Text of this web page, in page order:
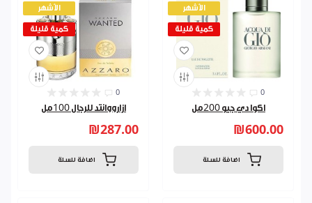
الأشهر
كمية قليلة
0
ازارووانتد للرجال 100مل
₪287.00
اضافة للسلة
الأشهر
كمية قليلة
0
اكوا دي جيو 200مل
₪600.00
اضافة للسلة